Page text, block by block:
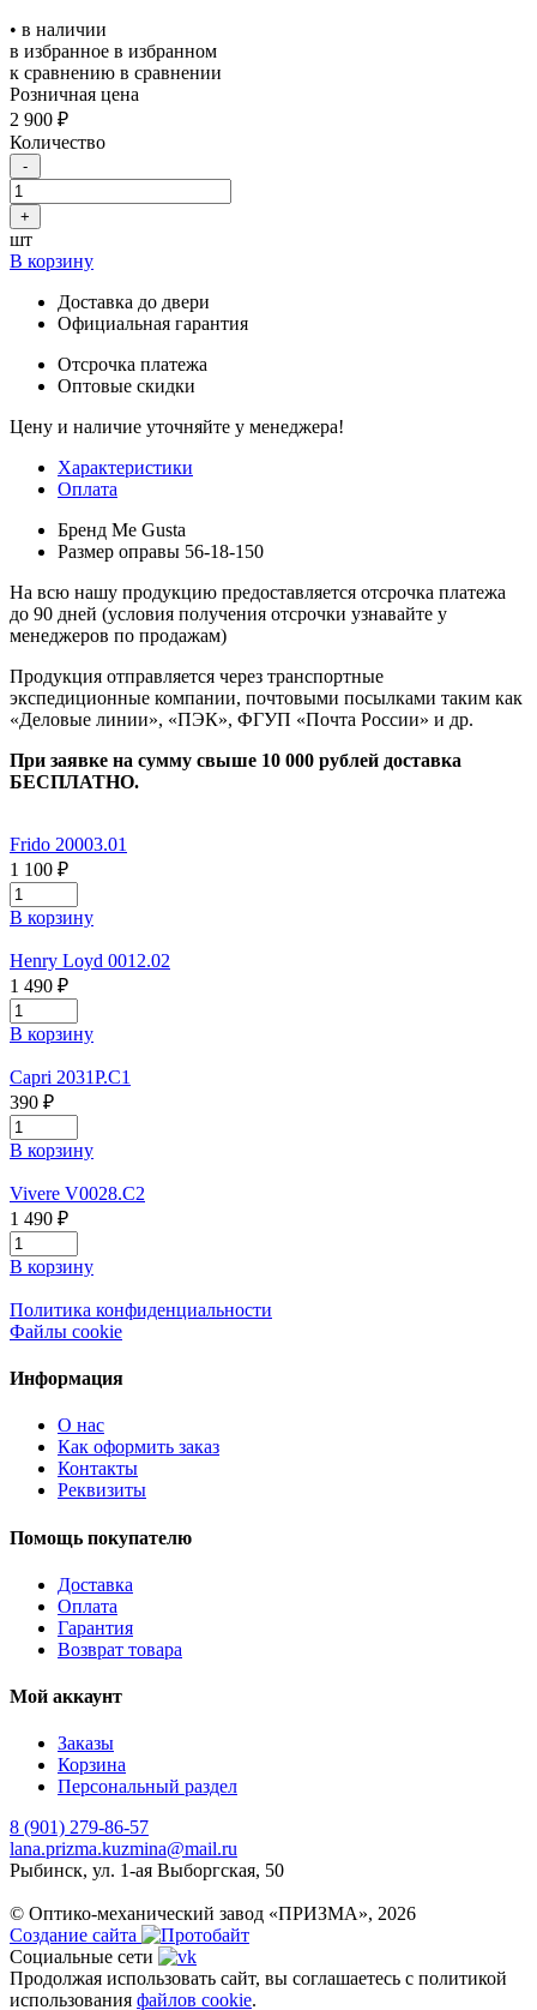
• в наличии
в избранное в избранном
к сравнению в сравнении
Розничная цена
2 900 ₽
Количество
-
+
шт
В корзину
Доставка до двери
Официальная гарантия
Отсрочка платежа
Оптовые скидки
Цену и наличие уточняйте у менеджера!
Характеристики
Оплата
Бренд Me Gusta
Размер оправы 56-18-150
На всю нашу продукцию предоставляется отсрочка платежа
до 90 дней (условия получения отсрочки узнавайте у
менеджеров по продажам)
Продукция отправляется через транспортные
экспедиционные компании, почтовыми посылками таким как
«Деловые линии», «ПЭК», ФГУП «Почта России» и др.
При заявке на сумму свыше 10 000 рублей доставка
БЕСПЛАТНО.
Frido 20003.01
1 100 ₽
В корзину
Henry Loyd 0012.02
1 490 ₽
В корзину
Capri 2031P.C1
390 ₽
В корзину
Vivere V0028.C2
1 490 ₽
В корзину
Политика конфиденциальности
Файлы cookie
Информация
О нас
Как оформить заказ
Контакты
Реквизиты
Помощь покупателю
Доставка
Оплата
Гарантия
Возврат товара
Мой аккаунт
Заказы
Корзина
Персональный раздел
8 (901) 279-86-57
lana.prizma.kuzmina@mail.ru
Рыбинск, ул. 1-ая Выборгская, 50
© Оптико-механический завод «ПРИЗМА», 2026
Создание сайта
Социальные сети
Продолжая использовать сайт, вы соглашаетесь с политикой
использования файлов cookie.